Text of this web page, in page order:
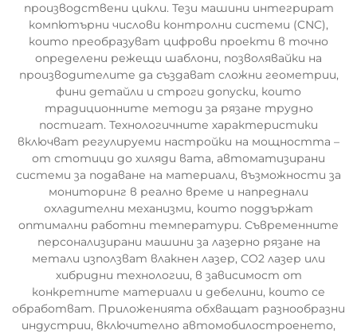
производствени цикли. Тези машини интегрират
компютърни числови контролни системи (CNC),
които преобразуват цифрови проекти в точно
определени режещи шаблони, позволявайки на
производителите да създават сложни геометрии,
фини детайли и строги допуски, които
традиционните методи за рязане трудно
постигат. Технологичните характеристики
включват регулируеми настройки на мощността –
от стотици до хиляди вата, автоматизирани
системи за подаване на материали, възможности за
мониторинг в реално време и напреднали
охладителни механизми, които поддържат
оптимални работни температури. Съвременните
персонализирани машини за лазерно рязане на
метали използват влакнен лазер, CO2 лазер или
хибридни технологии, в зависимост от
конкретните материали и дебелини, които се
обработват. Приложенията обхващат разнообразни
индустрии, включително автомобилостроенето,